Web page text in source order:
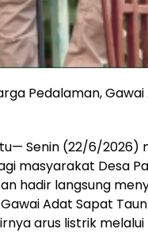
Pedalaman,
Senin (22/6/
masyarakat Desa
hadir langsung
Adat Sapat
arus listrik melalui